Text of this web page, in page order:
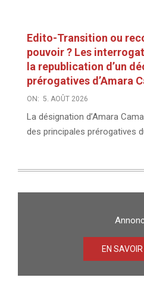
Edito-Transition ou
pouvoir ? Les
la republication d’un
prérogatives d’Amara
ON: 5. AOÛT 2026
La désignation d’Amara
des principales prérogatives
EN